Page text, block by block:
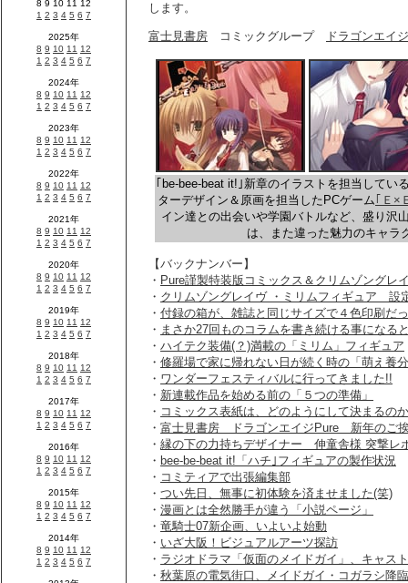
します。
富士見書房 コミックグループ ドラゴンエイ
｢be-bee-beat it!｣新章のイラストを担当してい
ターデザイン＆原画を担当したPCゲーム ｢Ｅ×
イン達との出会いや学園バトルなど、盛り沢
は、また違った魅力のキャラ
【バックナンバー】
・ Pure謹製特装版コミックス＆クリムゾングレ
・ クリムゾングレイヴ ・ミリムフィギュア 設
・ 付録の箱が、雑誌と同じサイズで４色印刷だ
・ まさか27回ものコラムを書き続ける事になる
・ ハイテク装備(？)満載の「ミリム」フィギュア
・ 修羅場で家に帰れない日が続く時の「萌え養
・ ワンダーフェスティバルに行ってきました!!
・ 新連載作品を始める前の「５つの準備」
・ コミックス表紙は、どのようにして決まるの
・ 富士見書房 ドラゴンエイジPure 新年のご
・ 縁の下の力持ちデザイナー 伸童舎様 突撃レ
・ bee-be-beat it!「ハチ｣フィギュアの製作状況
・ コミティアで出張編集部
・ つい先日、無事に初体験を済ませました(笑)
・ 漫画とは全然勝手が違う「小説ページ」
・ 竜騎士07新企画、いよいよ始動
・ いざ大阪！ビジュアルアーツ探訪
・ ラジオドラマ「仮面のメイドガイ」、キャス
・ 秋葉原の電気街口、メイドガイ・コガラシ降